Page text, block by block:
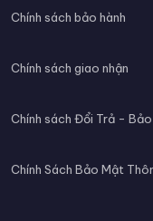
Chính sách bảo hành
Chính sách giao nhận
Chính sách Đổi Trả - Bảo
Chính Sách Bảo Mật